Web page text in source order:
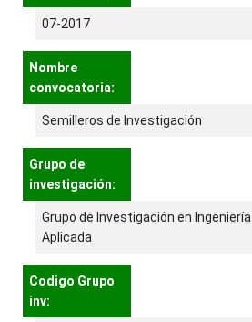
07-2017
Nombre
convocatoria:
Semilleros de Investigación
Grupo de
investigación:
Grupo de Investigación en Ingeniería
Aplicada
Codigo Grupo
inv: